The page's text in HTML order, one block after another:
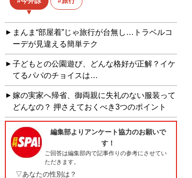
まんま“部屋着”じゃ旅行が台無し…トラベルコ
ーデが見違える簡単テク
子どもとの公園遊び、どんな格好が正解？イケ
てるパパのチョイスは…
嫁の実家へ帰省、御両親に失礼のない服装って
どんなの？ 押さえておくべき3つのポイント